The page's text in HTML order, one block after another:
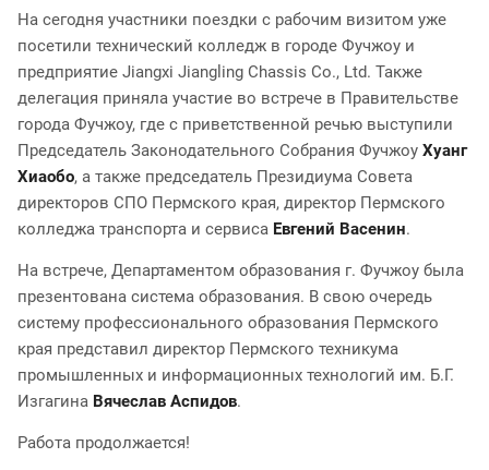
На сегодня участники поездки с рабочим визитом уже
посетили технический колледж в городе Фучжоу и
предприятие Jiangxi Jiangling Chassis Co., Ltd. Также
делегация приняла участие во встрече в Правительстве
города Фучжоу, где с приветственной речью выступили
Председатель Законодательного Собрания Фучжоу Хуанг
Хиаобо, а также председатель Президиума Совета
директоров СПО Пермского края, директор Пермского
колледжа транспорта и сервиса Евгений Васенин.
На встрече, Департаментом образования г. Фучжоу была
презентована система образования. В свою очередь
систему профессионального образования Пермского
края представил директор Пермского техникума
промышленных и информационных технологий им. Б.Г.
Изгагина Вячеслав Аспидов.
Работа продолжается!